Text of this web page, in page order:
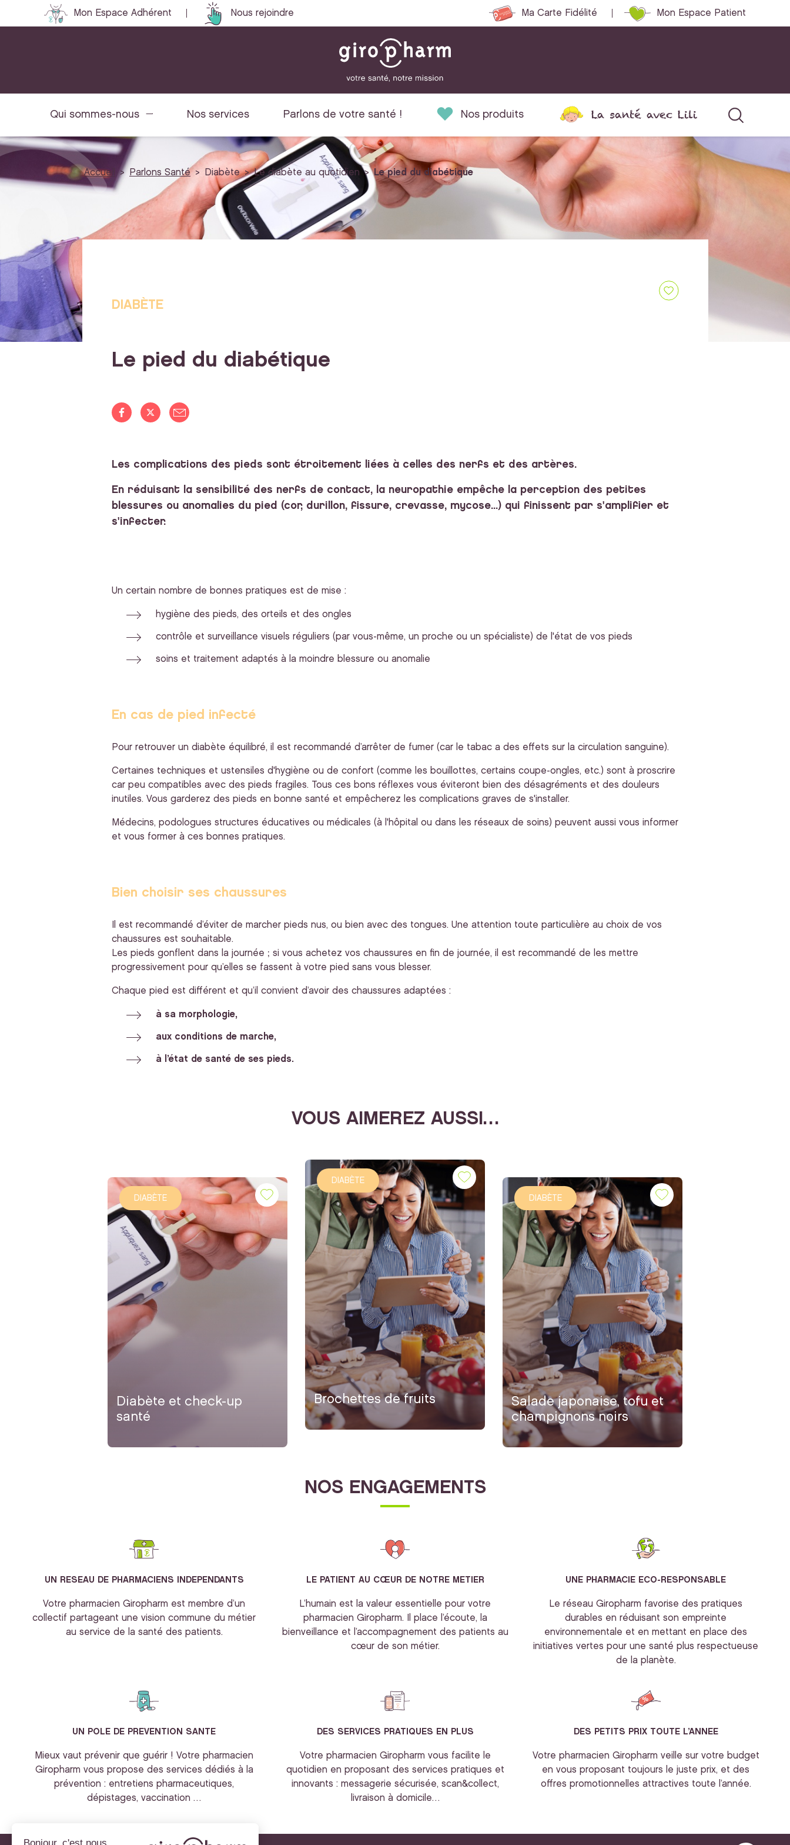
Mon Espace Adhérent Nous rejoindre Ma Carte Fidélité Mon Espace Patient
Qui sommes-nous Nos services Parlons de votre santé ! Nos produits La santé avec Lili
Accueil Parlons Santé Diabète Le diabète au quotidien Le pied du diabétique
DIABÈTE
Le pied du diabétique
Les complications des pieds sont étroitement liées à celles des nerfs et des artères.
En réduisant la sensibilité des nerfs de contact, la neuropathie empêche la perception des petites
blessures ou anomalies du pied (cor, durillon, fissure, crevasse, mycose...) qui finissent par s'amplifier et
s'infecter.
Un certain nombre de bonnes pratiques est de mise :
hygiène des pieds, des orteils et des ongles
contrôle et surveillance visuels réguliers (par vous-même, un proche ou un spécialiste) de l'état de vos pieds
soins et traitement adaptés à la moindre blessure ou anomalie
En cas de pied infecté
Pour retrouver un diabète équilibré, il est recommandé d’arrêter de fumer (car le tabac a des effets sur la circulation sanguine).
Certaines techniques et ustensiles d'hygiène ou de confort (comme les bouillottes, certains coupe-ongles, etc.) sont à proscrire
car peu compatibles avec des pieds fragiles. Tous ces bons réflexes vous éviteront bien des désagréments et des douleurs
inutiles. Vous garderez des pieds en bonne santé et empêcherez les complications graves de s'installer.
Médecins, podologues structures éducatives ou médicales (à l'hôpital ou dans les réseaux de soins) peuvent aussi vous informer
et vous former à ces bonnes pratiques.
Bien choisir ses chaussures
Il est recommandé d’éviter de marcher pieds nus, ou bien avec des tongues. Une attention toute particulière au choix de vos
chaussures est souhaitable.
Les pieds gonflent dans la journée ; si vous achetez vos chaussures en fin de journée, il est recommandé de les mettre
progressivement pour qu’elles se fassent à votre pied sans vous blesser.
Chaque pied est différent et qu’il convient d’avoir des chaussures adaptées :
à sa morphologie,
aux conditions de marche,
à l’état de santé de ses pieds.
VOUS AIMEREZ AUSSI…
DIABÈTE
Diabète et check-up
santé
DIABÈTE
Brochettes de fruits
DIABÈTE
Salade japonaise, tofu et
champignons noirs
NOS ENGAGEMENTS
UN RESEAU DE PHARMACIENS INDEPENDANTS
Votre pharmacien Giropharm est membre d’un
collectif partageant une vision commune du métier
au service de la santé des patients.
LE PATIENT AU CŒUR DE NOTRE METIER
L’humain est la valeur essentielle pour votre
pharmacien Giropharm. Il place l’écoute, la
bienveillance et l’accompagnement des patients au
cœur de son métier.
UNE PHARMACIE ECO-RESPONSABLE
Le réseau Giropharm favorise des pratiques
durables en réduisant son empreinte
environnementale et en mettant en place des
initiatives vertes pour une santé plus respectueuse
de la planète.
UN POLE DE PREVENTION SANTE
Mieux vaut prévenir que guérir ! Votre pharmacien
Giropharm vous propose des services dédiés à la
prévention : entretiens pharmaceutiques,
dépistages, vaccination …
DES SERVICES PRATIQUES EN PLUS
Votre pharmacien Giropharm vous facilite le
quotidien en proposant des services pratiques et
innovants : messagerie sécurisée, scan&collect,
livraison à domicile…
DES PETITS PRIX TOUTE L’ANNEE
Votre pharmacien Giropharm veille sur votre budget
en vous proposant toujours le juste prix, et des
offres promotionnelles attractives toute l’année.